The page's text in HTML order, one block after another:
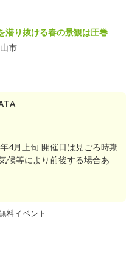
潜り抜ける春の景観は圧巻
市
4月上旬 開催日は見ごろ時期
候等により前後する場合あ
料イベント